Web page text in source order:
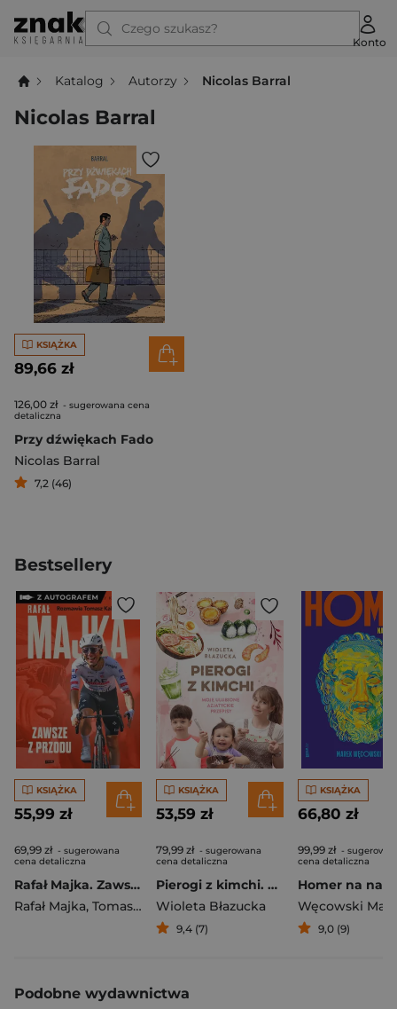
Czego szukasz?
Konto
Katalog Autorzy Nicolas Barral
Nicolas Barral
KSIĄŻKA
89,66 zł
126,00 zł - sugerowana cena
detaliczna
Przy dźwiękach Fado
Nicolas Barral
7,2 (46)
Bestsellery
KSIĄŻKA
55,99 zł
69,99 zł - sugerowana
cena detaliczna
Rafał Majka. Zawsze z przodu. Rozmawia Tomasz Kalemba - książka z autografem
Rafał Majka, Tomasz Kalemba
KSIĄŻKA
53,59 zł
79,99 zł - sugerowana
cena detaliczna
Pierogi z kimchi. Moje ulubione azjatyckie przepisy
Wioleta Błazucka
9,4 (7)
KSIĄŻKA
66,80 zł
99,99 zł -
cena detaliczna
Węcowski
9,0 (9)
Podobne wydawnictwa